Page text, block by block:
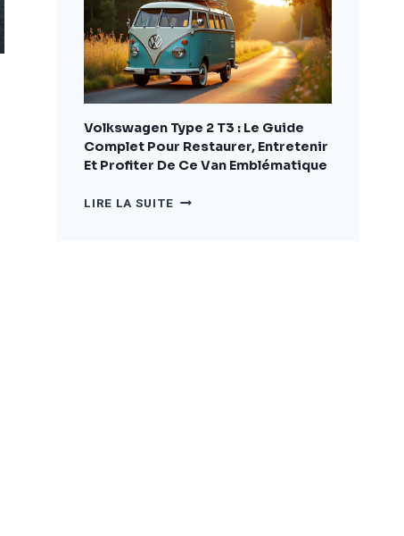
POUR
BIEN
CHOISIR
ET
AMÉNAGER
VOTRE
Volkswagen Type 2 T3 : Le Guide
Complet Pour Restaurer, Entretenir
Et Profiter De Ce Van Emblématique
LIRE LA SUITEVOLKSWAGEN